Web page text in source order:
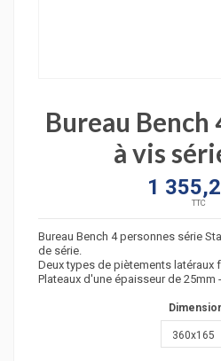
Bureau Bench
à vis
1
TTC
Bureau Bench 4 personnes série
de série.
Deux types de piètements latéraux
Plateaux d'une épaisseur de 25mm